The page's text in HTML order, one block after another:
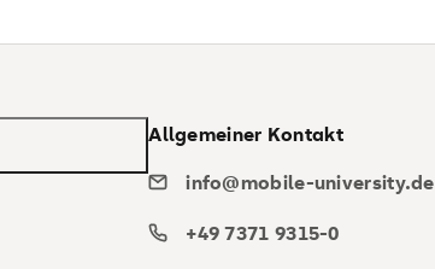
Allgemeiner Kontakt
info@mobile-university.de
+49 7371 9315-0